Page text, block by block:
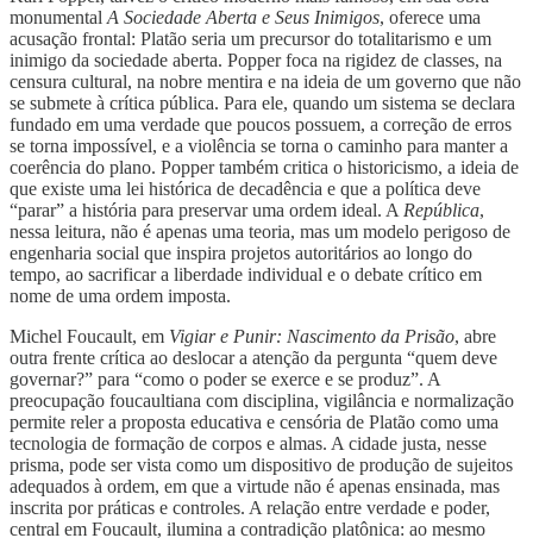
monumental A Sociedade Aberta e Seus Inimigos, oferece uma
acusação frontal: Platão seria um precursor do totalitarismo e um
inimigo da sociedade aberta. Popper foca na rigidez de classes, na
censura cultural, na nobre mentira e na ideia de um governo que não
se submete à crítica pública. Para ele, quando um sistema se declara
fundado em uma verdade que poucos possuem, a correção de erros
se torna impossível, e a violência se torna o caminho para manter a
coerência do plano. Popper também critica o historicismo, a ideia de
que existe uma lei histórica de decadência e que a política deve
“parar” a história para preservar uma ordem ideal. A República,
nessa leitura, não é apenas uma teoria, mas um modelo perigoso de
engenharia social que inspira projetos autoritários ao longo do
tempo, ao sacrificar a liberdade individual e o debate crítico em
nome de uma ordem imposta.
Michel Foucault, em Vigiar e Punir: Nascimento da Prisão, abre
outra frente crítica ao deslocar a atenção da pergunta “quem deve
governar?” para “como o poder se exerce e se produz”. A
preocupação foucaultiana com disciplina, vigilância e normalização
permite reler a proposta educativa e censória de Platão como uma
tecnologia de formação de corpos e almas. A cidade justa, nesse
prisma, pode ser vista como um dispositivo de produção de sujeitos
adequados à ordem, em que a virtude não é apenas ensinada, mas
inscrita por práticas e controles. A relação entre verdade e poder,
central em Foucault, ilumina a contradição platônica: ao mesmo